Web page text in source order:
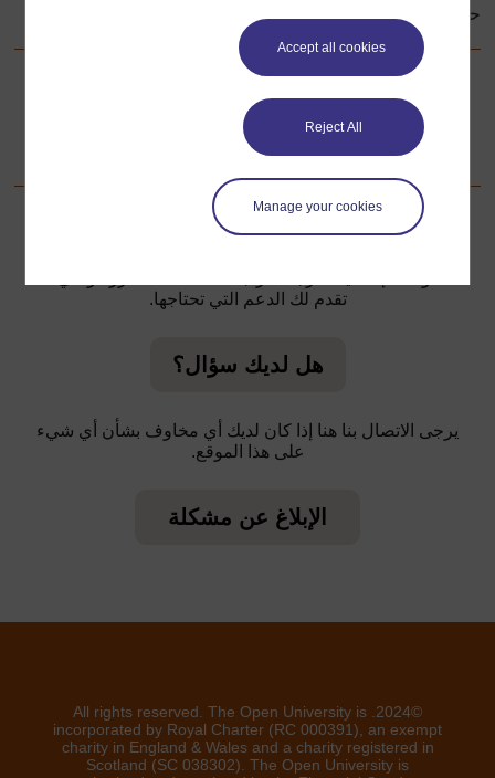
Accept all cookies
Reject All
Manage your cookies
حولهم
تالي
التالي
دراسة الحلقة ١
تقدم لك الدعم التي تحتاجها.
هل لديك سؤال؟
يرجى الاتصال بنا هنا إذا كان لديك أي مخاوف بشأن أي شيء
على هذا الموقع.
الإبلاغ عن مشكلة
©2024. All rights reserved. The Open University is
incorporated by Royal Charter (RC 000391), an exempt
charity in England & Wales and a charity registered in
Scotland (SC 038302). The Open University is